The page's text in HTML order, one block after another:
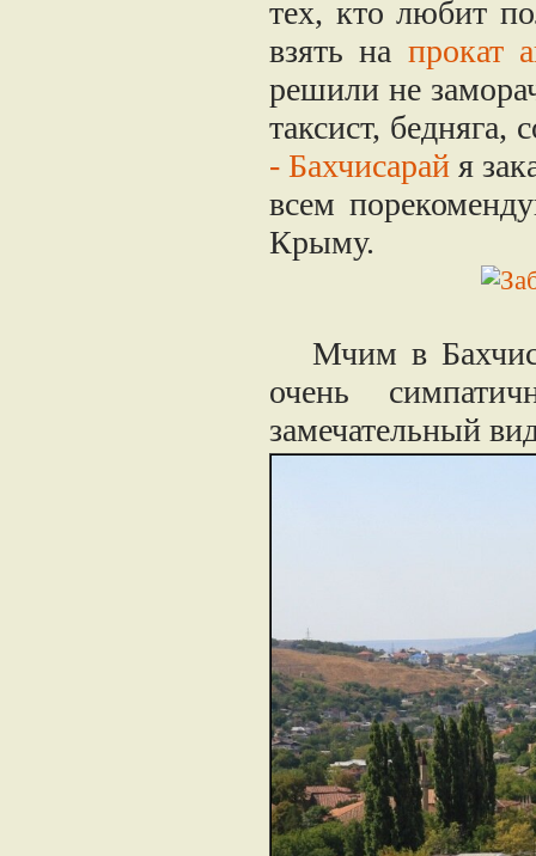
тех, кто любит
взять на прокат
решили не
таксист, бедняга,
- Бахчисарай я
всем
Крыму.
Мчим в
очень
замечательный